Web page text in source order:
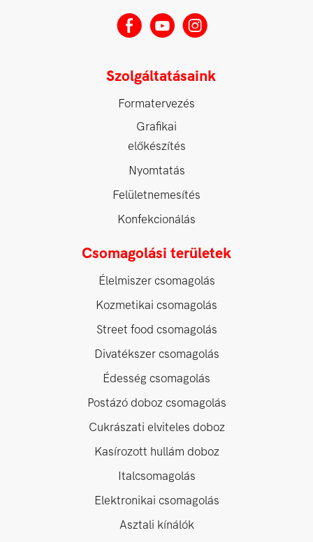
E M Q
Szolgáltatásaink
Formatervezés
Grafikai
előkészítés
Nyomtatás
Felületnemesítés
Konfekcionálás
Csomagolási területek
Élelmiszer csomagolás
Kozmetikai csomagolás
Street food csomagolás
Divatékszer csomagolás
Édesség csomagolás
Postázó doboz csomagolás
Cukrászati elviteles doboz
Kasírozott hullám doboz
Italcsomagolás
Elektronikai csomagolás
Asztali kínálók